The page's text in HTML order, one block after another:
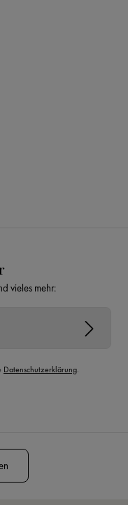
vieles mehr:
Datenschutzerklärung.